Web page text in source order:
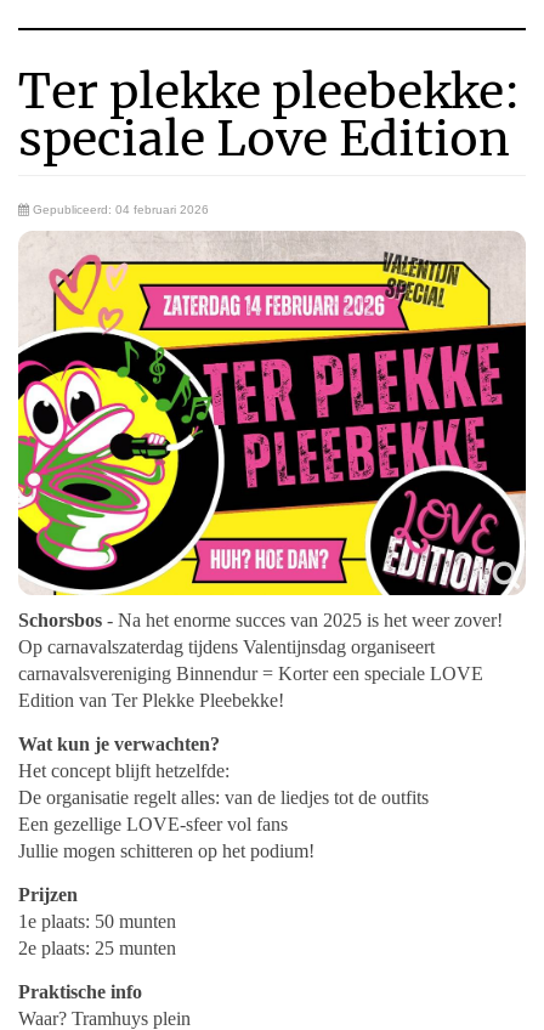
Ter plekke pleebekke:
speciale Love Edition
Gepubliceerd: 04 februari 2026
Schorsbos - Na het enorme succes van 2025 is het weer zover!
Op carnavalszaterdag tijdens Valentijnsdag organiseert
carnavalsvereniging Binnendur = Korter een speciale LOVE
Edition van Ter Plekke Pleebekke!
Wat kun je verwachten?
Het concept blijft hetzelfde:
De organisatie regelt alles: van de liedjes tot de outfits
Een gezellige LOVE-sfeer vol fans
Jullie mogen schitteren op het podium!
Prijzen
1e plaats: 50 munten
2e plaats: 25 munten
Praktische info
Waar? Tramhuys plein